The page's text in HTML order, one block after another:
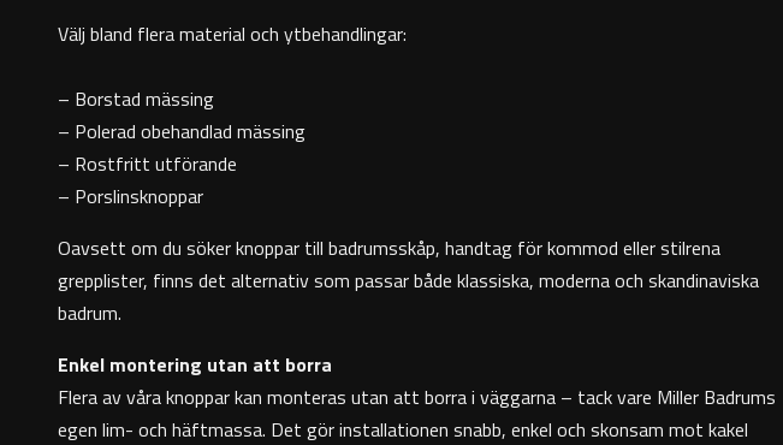
Välj bland flera material och ytbehandlingar:
– Borstad mässing
– Polerad obehandlad mässing
– Rostfritt utförande
– Porslinsknoppar
Oavsett om du söker knoppar till badrumsskåp, handtag för kommod eller stilrena
grepplister, finns det alternativ som passar både klassiska, moderna och skandinaviska
badrum.
Enkel montering utan att borra
Flera av våra knoppar kan monteras utan att borra i väggarna – tack vare Miller Badrums
egen lim- och häftmassa. Det gör installationen snabb, enkel och skonsam mot kakel